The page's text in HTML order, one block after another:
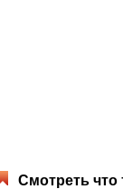
Смотреть что